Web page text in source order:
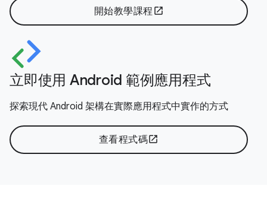
開始教學課程 open_in_new
立即使用 Android 範例應用程式
探索現代 Android 架構在實際應用程式中實作的方式
查看程式碼open_in_new